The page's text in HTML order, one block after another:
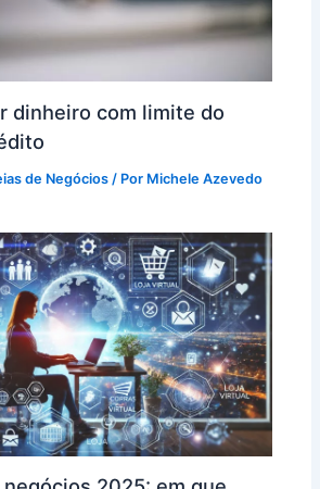
dinheiro com limite do
de Negócios / Por Michele Azevedo